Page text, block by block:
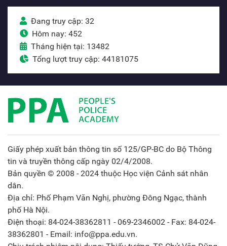
Đang truy cập: 32
Hôm nay: 452
Tháng hiện tại: 13482
Tổng lượt truy cập: 44181075
Giấy phép xuất bản thông tin số 125/GP-BC do Bộ Thông
tin và truyền thông cấp ngày 02/4/2008.
Bản quyền © 2008 - 2024 thuộc Học viện Cảnh sát nhân
dân.
Địa chỉ: Phố Phạm Văn Nghị, phường Đông Ngạc, thành
phố Hà Nội.
Điện thoại: 84-024-38362811 - 069-2346002 - Fax: 84-024-
38362801 - Email: info@ppa.edu.vn.